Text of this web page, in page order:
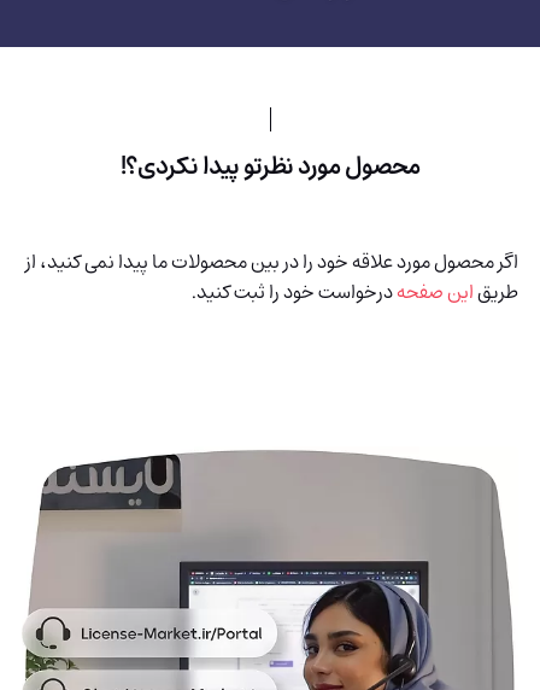
محصول مورد نظرتو پیدا نکردی؟!
اگر محصول مورد علاقه خود را در بین محصولات ما پیدا نمی کنید، از
طریقاین صفحهدرخواست خود را ثبت کنید.